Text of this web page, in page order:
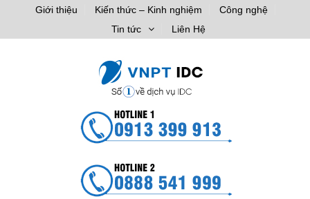
Giới thiệu Kiến thức – Kinh nghiệm
Công nghệ
Tin tức
Liên Hệ